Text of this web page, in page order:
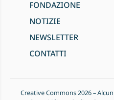
FONDAZIONE
NOTIZIE
NEWSLETTER
CONTATTI
Creative Commons 2026 –